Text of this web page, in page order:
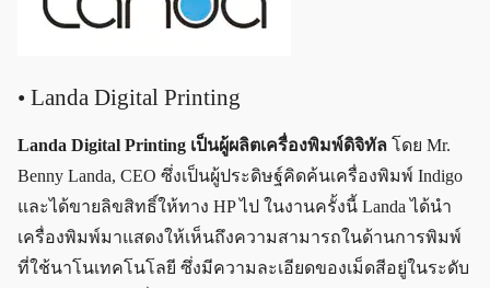
• Landa Digital Printing
Landa Digital Printing เป็นผู้ผลิตเครื่องพิมพ์ดิจิทัล โดย Mr.
Benny Landa, CEO ซึ่งเป็นผู้ประดิษฐ์คิดค้นเครื่องพิมพ์ Indigo
และได้ขายลิขสิทธิ์ให้ทาง HP ไป ในงานครั้งนี้ Landa ได้นำ
เครื่องพิมพ์มาแสดงให้เห็นถึงความสามารถในด้านการพิมพ์
ที่ใช้นาโนเทคโนโลยี ซึ่งมีความละเอียดของเม็ดสีอยู่ในระดับ